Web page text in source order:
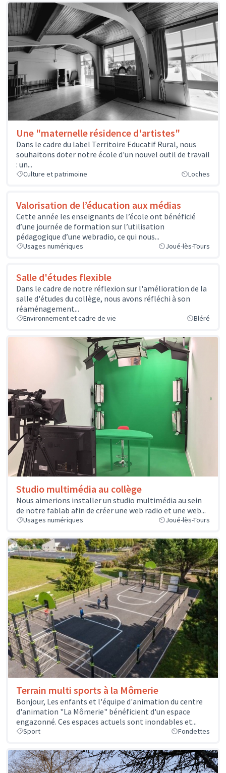
Une "maternelle résidence d'artistes"
Dans le cadre du label Territoire Educatif Rural, nous
souhaitons doter notre école d'un nouvel outil de travail
: un...
Culture et patrimoine Loches
Valorisation de l’éducation aux médias
Cette année les enseignants de l’école ont bénéficié
d’une journée de formation sur l’utilisation
pédagogique d’une webradio, ce qui nous...
Usages numériques Joué-lès-Tours
Salle d'études flexible
Dans le cadre de notre réflexion sur l'amélioration de la
salle d'études du collège, nous avons réfléchi à son
réaménagement...
Environnement et cadre de vie Bléré
Studio multimédia au collège
Nous aimerions installer un studio multimédia au sein
de notre fablab afin de créer une web radio et une web...
Usages numériques Joué-lès-Tours
Terrain multi sports à la Mômerie
Bonjour, Les enfants et l'équipe d'animation du centre
d'animation "La Mômerie" bénéficient d'un espace
engazonné. Ces espaces actuels sont inondables et...
Sport Fondettes